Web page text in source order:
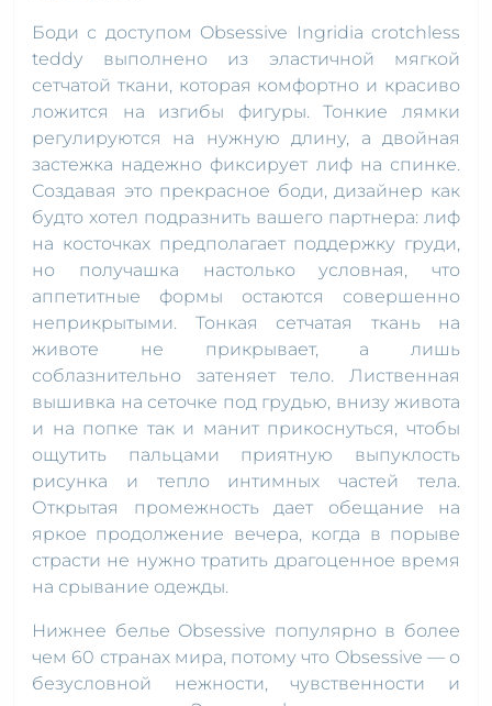
Боди с доступом Obsessive Ingridia crotchless
teddy выполнено из эластичной мягкой
сетчатой ткани, которая комфортно и красиво
ложится на изгибы фигуры. Тонкие лямки
регулируются на нужную длину, а двойная
застежка надежно фиксирует лиф на спинке.
Создавая это прекрасное боди, дизайнер как
будто хотел подразнить вашего партнера: лиф
на косточках предполагает поддержку груди,
но получашка настолько условная, что
аппетитные формы остаются совершенно
неприкрытыми. Тонкая сетчатая ткань на
животе не прикрывает, а лишь
соблазнительно затеняет тело. Лиственная
вышивка на сеточке под грудью, внизу живота
и на попке так и манит прикоснуться, чтобы
ощутить пальцами приятную выпуклость
рисунка и тепло интимных частей тела.
Открытая промежность дает обещание на
яркое продолжение вечера, когда в порыве
страсти не нужно тратить драгоценное время
на срывание одежды.
Нижнее белье Obsessive популярно в более
чем 60 странах мира, потому что Obsessive — о
безусловной нежности, чувственности и